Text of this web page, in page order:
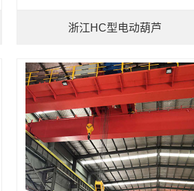
浙江HC型电动葫芦